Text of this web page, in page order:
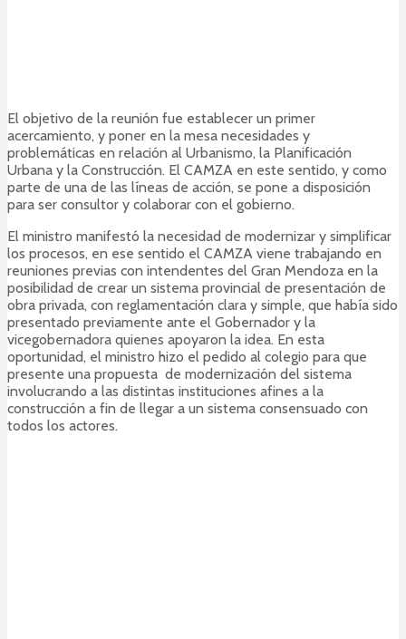
El objetivo de la reunión fue establecer un primer
acercamiento, y poner en la mesa necesidades y
problemáticas en relación al Urbanismo, la Planificación
Urbana y la Construcción. El CAMZA en este sentido, y como
parte de una de las líneas de acción, se pone a disposición
para ser consultor y colaborar con el gobierno.
El ministro manifestó la necesidad de modernizar y simplificar
los procesos, en ese sentido el CAMZA viene trabajando en
reuniones previas con intendentes del Gran Mendoza en la
posibilidad de crear un sistema provincial de presentación de
obra privada, con reglamentación clara y simple, que había sido
presentado previamente ante el Gobernador y la
vicegobernadora quienes apoyaron la idea. En esta
oportunidad, el ministro hizo el pedido al colegio para que
presente una propuesta de modernización del sistema
involucrando a las distintas instituciones afines a la
construcción a fin de llegar a un sistema consensuado con
todos los actores.